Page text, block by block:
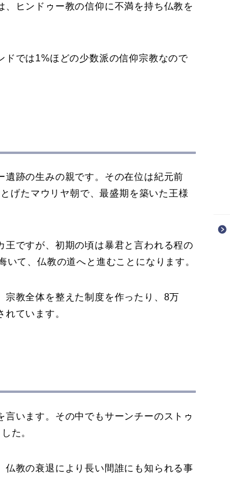
ヒンドゥー教の信仰に不満を持ち仏教を
ドでは1%ほどの少数派の信仰宗教なので
跡の生みの親です。その在位は紀元前
げたマウリヤ朝で、最盛期を築いた王様
ですが、初期の頃は暴君と言われる程の
て、仏教の道へと進むことになります。
教全体を整えた制度を作ったり、8万
ています。
います。その中でもサーンチーのストゥ
た。
仏教の衰退により長い間誰にも知られる事